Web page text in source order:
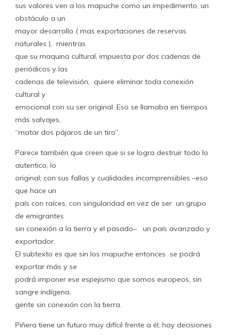
sus valores ven a los mapuche como un impedimento, un
obstáculo a un
mayor desarrollo ( mas exportaciones de reservas
naturales ), mientras
que su maquina cultural, impuesta por dos cadenas de
periódicos y las
cadenas de televisión, quiere eliminar toda conexión
cultural y
emocional con su ser original. Eso se llamaba en tiempos
más salvajes,
“matar dos pájaros de un tiro”.
Parece también que creen que si se logra destruir todo lo
autentico, lo
original, con sus fallas y cualidades incomprensibles –eso
que hace un
país con raíces, con singularidad en vez de ser un grupo
de emigrantes
sin conexión a la tierra y el pasado– un país avanzado y
exportador.
El subtexto es que sin los mapuche entonces se podrá
exportar más y se
podrá imponer ese espejismo que somos europeos, sin
sangre indígena,
gente sin conexión con la tierra.
Piñera tiene un futuro muy difícil frente a él; hay decisiones